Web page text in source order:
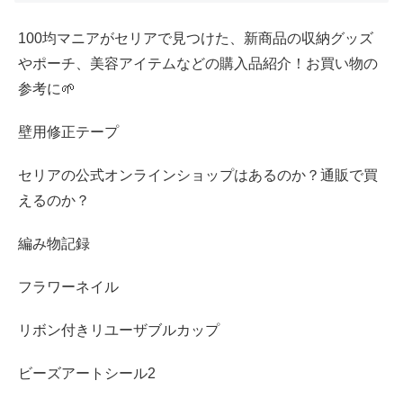
100均マニアがセリアで見つけた、新商品の収納グッズ
やポーチ、美容アイテムなどの購入品紹介！お買い物の
参考に🌱
壁用修正テープ
セリアの公式オンラインショップはあるのか？通販で買
えるのか？
編み物記録
フラワーネイル
リボン付きリユーザブルカップ
ビーズアートシール2